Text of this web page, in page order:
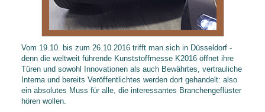
Vom 19.10. bis zum 26.10.2016 trifft man sich in Düsseldorf -
denn die weltweit führende Kunststoffmesse K2016 öffnet ihre
Türen und sowohl Innovationen als auch Bewährtes, vertrauliche
Interna und bereits Veröffentlichtes werden dort gehandelt: also
ein absolutes Muss für alle, die interessantes Branchengeflüster
hören wollen.